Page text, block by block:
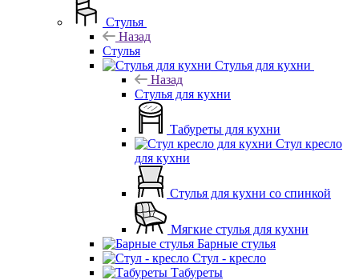
Стулья
Назад
Стулья
Стулья для кухни
Назад
Стулья для кухни
Табуреты для кухни
Стул кресло
для кухни
Стулья для кухни со спинкой
Мягкие стулья для кухни
Барные стулья
Стул - кресло
Табуреты